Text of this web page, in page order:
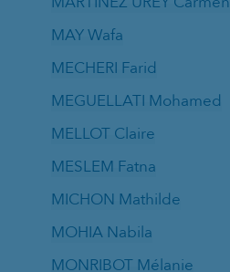
MAY Wafa
MECHERI Farid
MEGUELLATI Mohamed
MELLOT Claire
MESLEM Fatna
MICHON Mathilde
MOHIA Nabila
MONRIBOT Mélanie